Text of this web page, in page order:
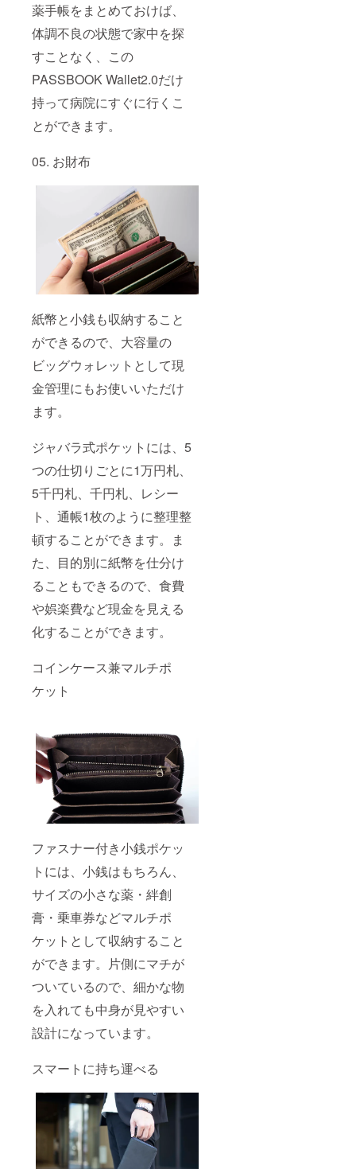
薬手帳をまとめておけば、
体調不良の状態で家中を探
すことなく、この
PASSBOOK Wallet2.0だけ
持って病院にすぐに行くこ
とができます。
05. お財布
紙幣と小銭も収納すること
ができるので、大容量の
ビッグウォレットとして現
金管理にもお使いいただけ
ます。
ジャバラ式ポケットには、5
つの仕切りごとに1万円札、
5千円札、千円札、レシー
ト、通帳1枚のように整理整
頓することができます。ま
た、目的別に紙幣を仕分け
ることもできるので、食費
や娯楽費など現金を見える
化することができます。
コインケース兼マルチポ
ケット
ファスナー付き小銭ポケッ
トには、小銭はもちろん、
サイズの小さな薬・絆創
膏・乗車券などマルチポ
ケットとして収納すること
ができます。片側にマチが
ついているので、細かな物
を入れても中身が見やすい
設計になっています。
スマートに持ち運べる